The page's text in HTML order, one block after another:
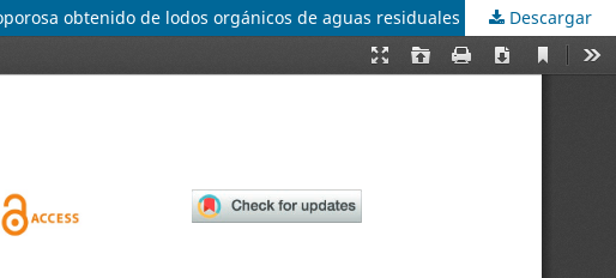
obtenido de lodos orgánicos de aguas residuales Descargar